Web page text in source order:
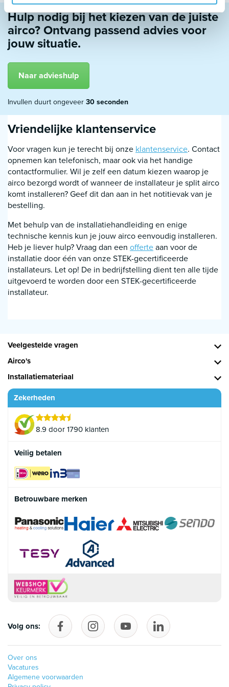
Hulp nodig bij het kiezen van de juiste
airco? Ontvang passend advies voor
jouw situatie.
Naar advieshulp
Invullen duurt ongeveer30 seconden
Vriendelijke klantenservice
Voor vragen kun je terecht bij onze klantenservice. Contact
opnemen kan telefonisch, maar ook via het handige
contactformulier. Wil je zelf een datum kiezen waarop je
airco bezorgd wordt of wanneer de installateur je split airco
komt installeren? Geef dit dan aan in het notitievak van je
bestelling.
Met behulp van de installatiehandleiding en enige
technische kennis kun je jouw airco eenvoudig installeren.
Heb je liever hulp? Vraag dan een offerteaan voor de
installatie door één van onze STEK-gecertificeerde
installateurs. Let op! De in bedrijfstelling dient ten alle tijde
uitgevoerd te worden door een STEK-gecertificeerde
installateur.
Veelgestelde vragen
Airco's
Installatiemateriaal
Zekerheden
8.9 door 1790 klanten
Veilig betalen
Betrouwbare merken
Volg ons: Volg ons op Facebook
follow_us_on_instagram
Volg ons op YouTube
Over ons
Vacatures
Algemene voorwaarden